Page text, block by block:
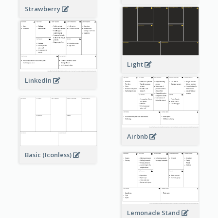
Strawberry
Light
LinkedIn
Airbnb
Basic (Iconless)
Lemonade Stand